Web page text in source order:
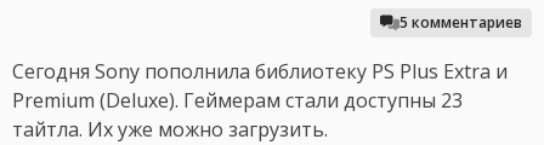
5 комментариев
Сегодня Sony пополнила библиотеку PS Plus Extra и
Premium (Deluxe). Геймерам стали доступны 23
тайтла. Их уже можно загрузить.